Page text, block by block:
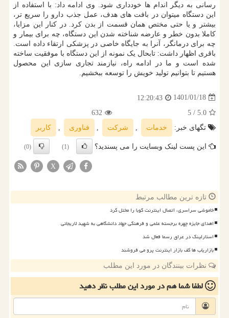
رسانی به دیگر اندام ها خودداری شود. وی ادامه داد: با استفاده از
این دستگاه میتوان در بافت های هدف، عمل جذب دارو را سریع تر،
بیشتر و یا حتی مختص همان قسمت از بدن کرد. در کنار این مزایا،
کاملا بدون خطر و عارضه شناخته شدن این دستگاه، چه برای بیمار و
چه برای درمانگر، آنرا به جایگاه خاصی در پزشکی ارتقاء داده است.
باقری اظهار داشت: تابحال یک نمونه از این دستگاه با موفقیت ساخته
شده است و ما در ادامه راه، نیازمند تجاری سازی این محصول
هستیم تا بتوانیم تولید خویش را توسعه ببخشیم.
1401/01/18
12:20:43
5.0
/ 5
632
تگهای خبر:
خدمات , شركت , فناوری , كاربر
این پست لینک وبسایت را می پسندید؟ (1)
(0)
X
تازه ترین مطالب مرتبط
خاموشی سراسری، اتصال اینترنت کوبا را مختل کرد
اهدای جایزه چهره برجسته علمی و فرهنگی جهاد دانشگاهی به شهید لاریجانی
استارلینک در عراق رسما فعال شد
بازاریاب ها کف بازار اینترنت پرو می فروشند
نظرات بینندگان در مورد این مطلب
لطفا شما همدر مورد این مطلبنظر دهید